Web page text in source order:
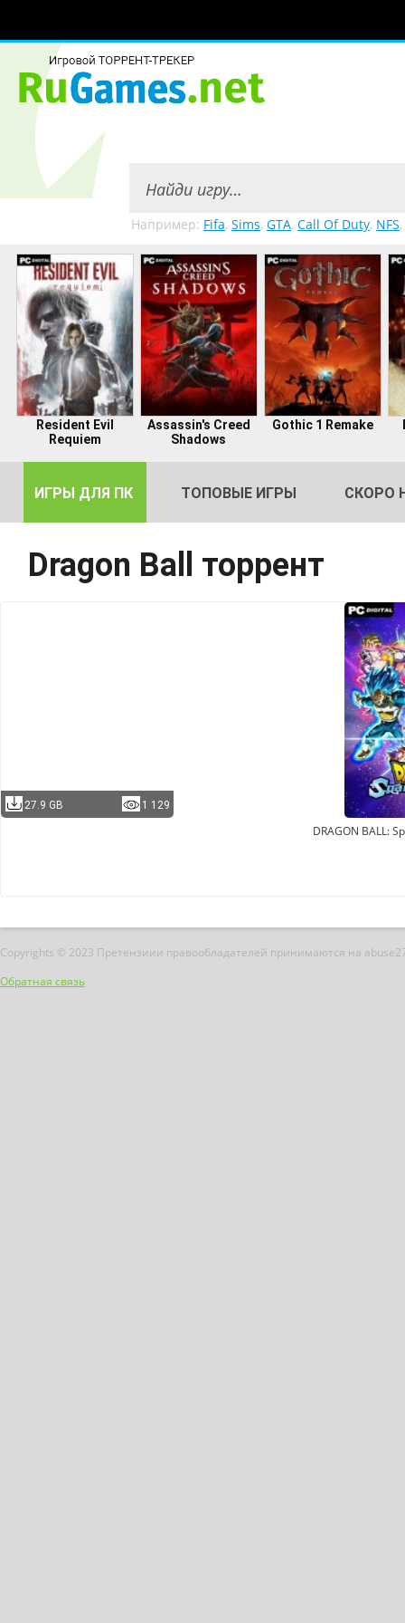
Например: Fifa, Sims, GTA, Call Of Duty, NFS,
Resident Evil
Requiem
Assassin's Creed
Shadows
Gothic 1 Remake
ИГРЫ ДЛЯ ПК ТОПОВЫЕ ИГРЫ СКОРО
Dragon Ball торрент
27.9 GB 1 129
DRAGON BALL:
Copyrights © 2023 Претензиии правообладателей принимаются на
Обратная связь